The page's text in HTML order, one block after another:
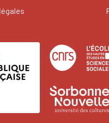
Centre
la